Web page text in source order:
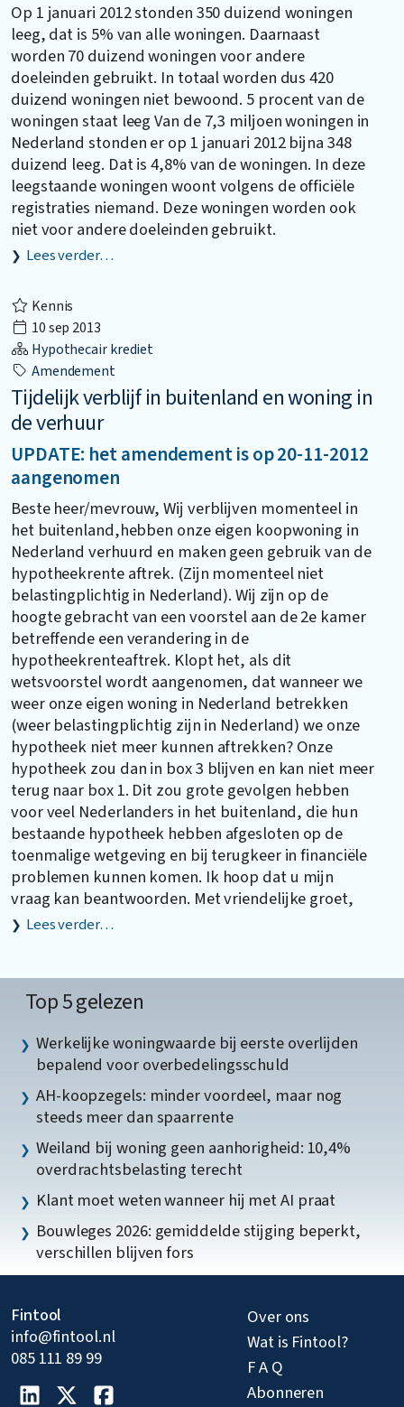
Op 1 januari 2012 stonden 350 duizend woningen
leeg, dat is 5% van alle woningen. Daarnaast
worden 70 duizend woningen voor andere
doeleinden gebruikt. In totaal worden dus 420
duizend woningen niet bewoond. 5 procent van de
woningen staat leeg Van de 7,3 miljoen woningen in
Nederland stonden er op 1 januari 2012 bijna 348
duizend leeg. Dat is 4,8% van de woningen. In deze
leegstaande woningen woont volgens de officiële
registraties niemand. Deze woningen worden ook
niet voor andere doeleinden gebruikt.
Lees verder…
Kennis
10 sep 2013
Hypothecair krediet
Amendement
Tijdelijk verblijf in buitenland en woning in
de verhuur
UPDATE: het amendement is op 20-11-2012
aangenomen
Beste heer/mevrouw, Wij verblijven momenteel in
het buitenland,hebben onze eigen koopwoning in
Nederland verhuurd en maken geen gebruik van de
hypotheekrente aftrek. (Zijn momenteel niet
belastingplichtig in Nederland). Wij zijn op de
hoogte gebracht van een voorstel aan de 2e kamer
betreffende een verandering in de
hypotheekrenteaftrek. Klopt het, als dit
wetsvoorstel wordt aangenomen, dat wanneer we
weer onze eigen woning in Nederland betrekken
(weer belastingplichtig zijn in Nederland) we onze
hypotheek niet meer kunnen aftrekken? Onze
hypotheek zou dan in box 3 blijven en kan niet meer
terug naar box 1. Dit zou grote gevolgen hebben
voor veel Nederlanders in het buitenland, die hun
bestaande hypotheek hebben afgesloten op de
toenmalige wetgeving en bij terugkeer in financiële
problemen kunnen komen. Ik hoop dat u mijn
vraag kan beantwoorden. Met vriendelijke groet,
Lees verder…
Top 5 gelezen
Werkelijke woningwaarde bij eerste overlijden
bepalend voor overbedelingsschuld
AH-koopzegels: minder voordeel, maar nog
steeds meer dan spaarrente
Weiland bij woning geen aanhorigheid: 10,4%
overdrachtsbelasting terecht
Klant moet weten wanneer hij met AI praat
Bouwleges 2026: gemiddelde stijging beperkt,
verschillen blijven fors
Fintool
info@fintool.nl
085 111 89 99
Over ons
Wat is Fintool?
F A Q
Abonneren